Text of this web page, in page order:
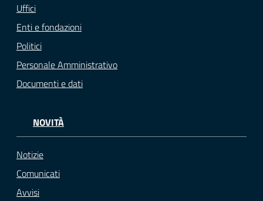
Uffici
Enti e fondazioni
Politici
Personale Amministrativo
Documenti e dati
NOVITÀ
Notizie
Comunicati
Avvisi